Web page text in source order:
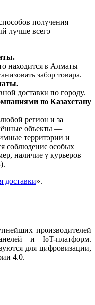
получения
лучше всего
находится в Алматы
забор товара.
доставки по городу.
по Казахстану
регион и за
объекты —
территории и
соблюдение особых
наличие у курьеров
доставки».
производителей
и IoT-платформ.
для цифровизации,
4.0.